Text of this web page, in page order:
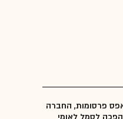
אפס פרסומות, החברה
לסמל לאומי